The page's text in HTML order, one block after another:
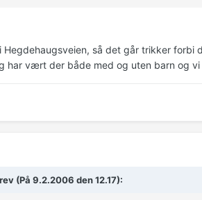
så det går trikker forbi
har vært der både med og uten barn og
(På 9.2.2006 den 12.17):